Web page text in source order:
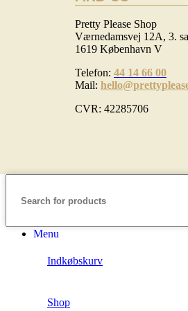
Pretty Please Shop
Værnedamsvej 12A, 3.
1619 København V
Telefon: 44 14 66 00
Mail:
CVR: 42285706
Menu
Indkøbskurv
Shop